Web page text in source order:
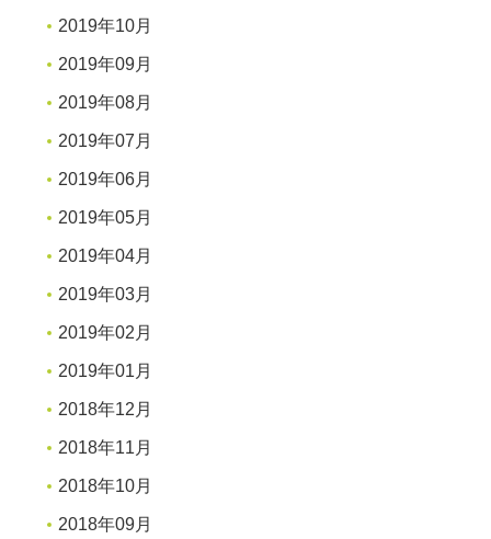
2019年10月
2019年09月
2019年08月
2019年07月
2019年06月
2019年05月
2019年04月
2019年03月
2019年02月
2019年01月
2018年12月
2018年11月
2018年10月
2018年09月